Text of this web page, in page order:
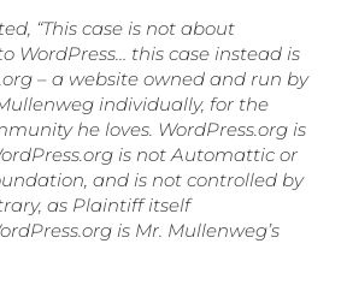
“This case is not about
WordPress… this case instead is
– a website owned and run by
individually, for the
he loves. WordPress.org is
is not Automattic or
and is not controlled by
as Plaintiff itself
is Mr. Mullenweg’s